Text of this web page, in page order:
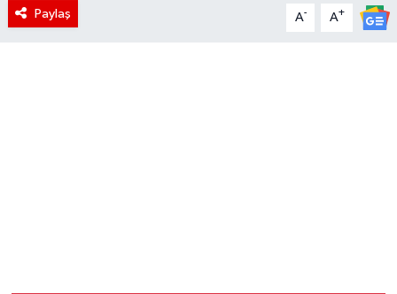
Paylaş A- A+